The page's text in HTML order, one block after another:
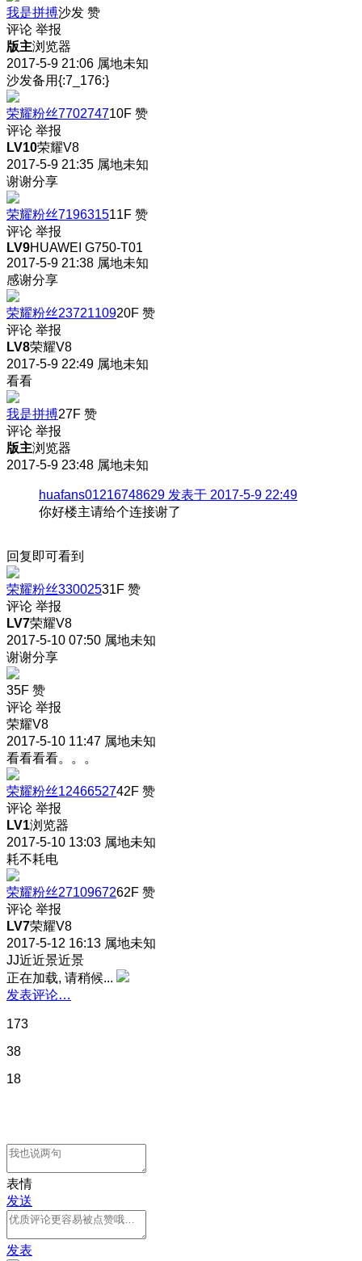
我是拼搏沙发 赞
评论 举报
版主浏览器
2017-5-9 21:06 属地未知
沙发备用{:7_176:}
荣耀粉丝770274710F 赞
评论 举报
LV10荣耀V8
2017-5-9 21:35 属地未知
谢谢分享
荣耀粉丝719631511F 赞
评论 举报
LV9HUAWEI G750-T01
2017-5-9 21:38 属地未知
感谢分享
荣耀粉丝2372110920F 赞
评论 举报
LV8荣耀V8
2017-5-9 22:49 属地未知
看看
我是拼搏27F 赞
评论 举报
版主浏览器
2017-5-9 23:48 属地未知
huafans01216748629 发表于 2017-5-9 22:49
你好楼主请给个连接谢了
回复即可看到
荣耀粉丝33002531F 赞
评论 举报
LV7荣耀V8
2017-5-10 07:50 属地未知
谢谢分享
35F 赞
评论 举报
荣耀V8
2017-5-10 11:47 属地未知
看看看看。。。
荣耀粉丝1246652742F 赞
评论 举报
LV1浏览器
2017-5-10 13:03 属地未知
耗不耗电
荣耀粉丝2710967262F 赞
评论 举报
LV7荣耀V8
2017-5-12 16:13 属地未知
JJ近近景近景
正在加载, 请稍候...
发表评论…
173
38
18
表情
发送
发表